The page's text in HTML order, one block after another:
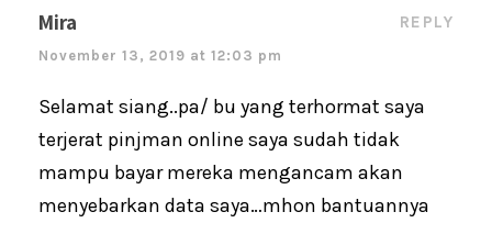
Mira
November 13, 2019 at 12:03 pm
REPLY
Selamat siang..pa/ bu yang terhormat saya
terjerat pinjman online saya sudah tidak
mampu bayar mereka mengancam akan
menyebarkan data saya…mhon bantuannya